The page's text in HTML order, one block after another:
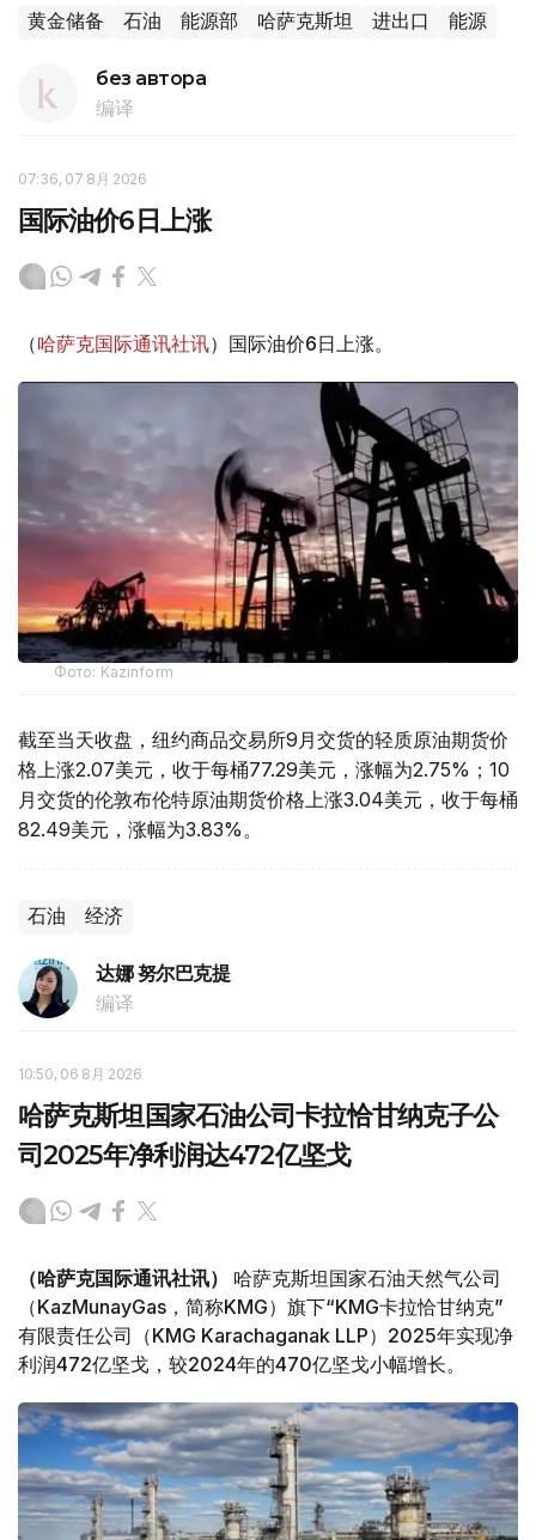
黄金储备 石油 能源部 哈萨克斯坦 进出口 能源
без автора
编译
07:36, 07 8月 2026
国际油价6日上涨
（哈萨克国际通讯社讯）国际油价6日上涨。
Фото: Kazinform
截至当天收盘，纽约商品交易所9月交货的轻质原油期货价
格上涨2.07美元，收于每桶77.29美元，涨幅为2.75%；10
月交货的伦敦布伦特原油期货价格上涨3.04美元，收于每桶
82.49美元，涨幅为3.83%。
石油 经济
达娜 努尔巴克提
编译
10:50, 06 8月 2026
哈萨克斯坦国家石油公司卡拉恰甘纳克子公
司2025年净利润达472亿坚戈
（哈萨克国际通讯社讯）
哈萨克斯坦国家石油天然气公司
（KazMunayGas，简称KMG）旗下“KMG卡拉恰甘纳克”
有限责任公司（KMG Karachaganak LLP）2025年实现净
利润472亿坚戈，较2024年的470亿坚戈小幅增长。